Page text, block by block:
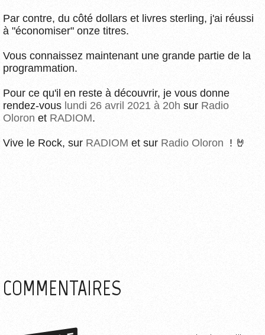
Par contre, du côté dollars et livres sterling, j'ai réussi
à "économiser" onze titres.
Vous connaissez maintenant une grande partie de la
programmation.
Pour ce qu'il en reste à découvrir, je vous donne
rendez-vous lundi 26 avril 2021 à 20h sur Radio
Oloron et RADIOM.
Vive le Rock, sur RADIOM et sur Radio Oloron ! 🤘
COMMENTAIRES